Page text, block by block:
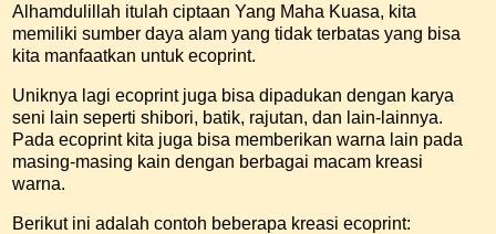
Alhamdulillah itulah ciptaan Yang Maha Kuasa, kita
memiliki sumber daya alam yang tidak terbatas yang bisa
kita manfaatkan untuk ecoprint.
Uniknya lagi ecoprint juga bisa dipadukan dengan karya
seni lain seperti shibori, batik, rajutan, dan lain-lainnya.
Pada ecoprint kita juga bisa memberikan warna lain pada
masing-masing kain dengan berbagai macam kreasi
warna.
Berikut ini adalah contoh beberapa kreasi ecoprint: